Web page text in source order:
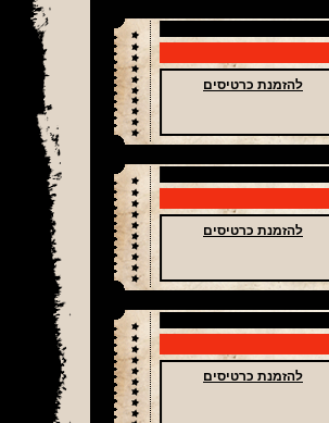
להזמנת כרטיסים
להזמנת כרטיסים
להזמנת כרטיסים